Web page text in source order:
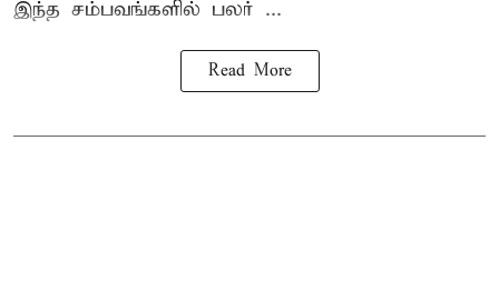
இந்த சம்பவங்களில் பலர் ...
Read More